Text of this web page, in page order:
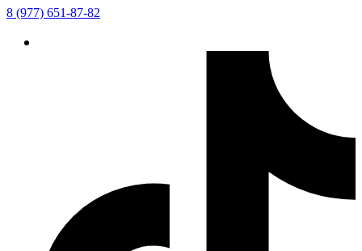
8 (977) 651-87-82